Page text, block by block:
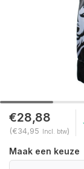
€28,88
(€34,95 Incl. btw)
Maak een keuze